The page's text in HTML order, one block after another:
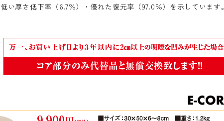
低い厚さ低下率（6.7％）・優れた復元率（97.0％）を示しています。